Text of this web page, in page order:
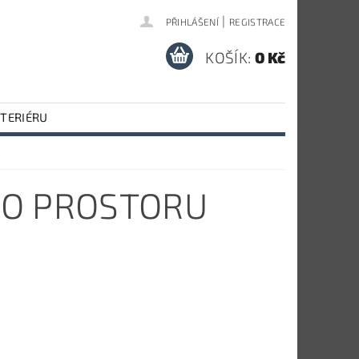
PŘIHLÁŠENÍ | REGISTRACE
KOŠÍK: 0 Kč
PROSTORU